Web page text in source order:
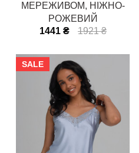
МЕРЕЖИВОМ, НІЖНО-
РОЖЕВИЙ
1441 ₴
1921 ₴
SALE